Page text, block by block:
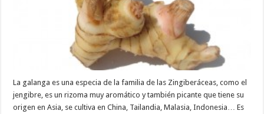
La galanga es una especia de la familia de las Zingiberáceas, como el
jengibre, es un rizoma muy aromático y también picante que tiene su
origen en Asia, se cultiva en China, Tailandia, Malasia, Indonesia… Es